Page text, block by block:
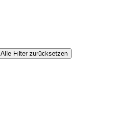
Alle Filter zurücksetzen